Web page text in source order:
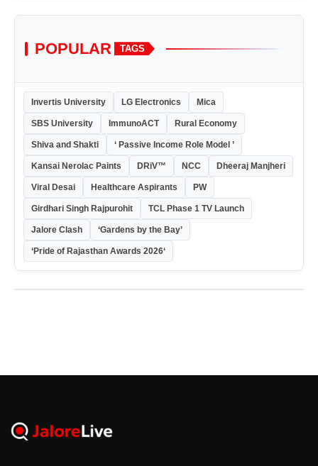
POPULAR TAGS
Invertis University LG Electronics Mica
SBS University ImmunoACT Rural Economy
Shiva and Shakti ‘ Passive Income Role Model ’
Kansai Nerolac Paints DRiV™ NCC Dheeraj Manjheri
Viral Desai Healthcare Aspirants PW
Girdhari Singh Rajpurohit TCL Phase 1 TV Launch
Jalore Clash ‘Gardens by the Bay’
‘Pride of Rajasthan Awards 2026‘